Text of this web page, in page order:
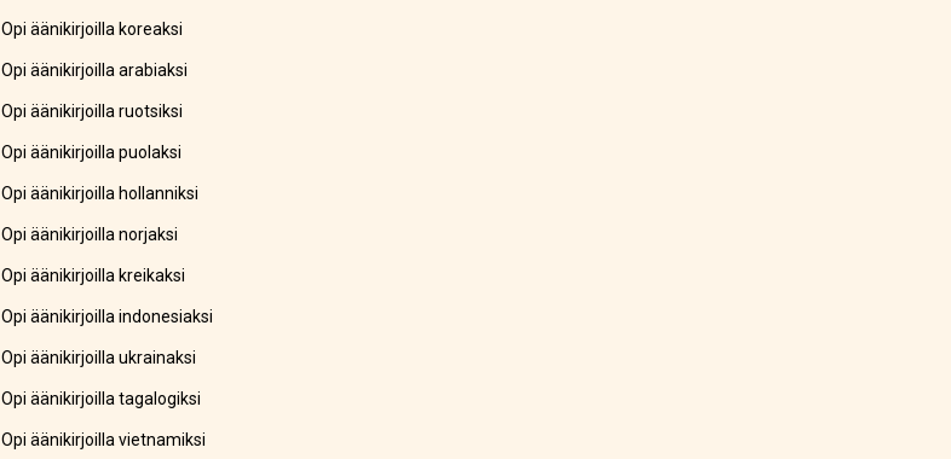
Opi äänikirjoilla koreaksi
Opi äänikirjoilla arabiaksi
Opi äänikirjoilla ruotsiksi
Opi äänikirjoilla puolaksi
Opi äänikirjoilla hollanniksi
Opi äänikirjoilla norjaksi
Opi äänikirjoilla kreikaksi
Opi äänikirjoilla indonesiaksi
Opi äänikirjoilla ukrainaksi
Opi äänikirjoilla tagalogiksi
Opi äänikirjoilla vietnamiksi